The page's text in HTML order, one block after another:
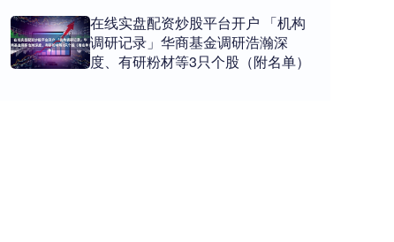
在线实盘配资炒股平台开户 「机构
调研记录」华商基金调研浩瀚深
度、有研粉材等3只个股（附名单）